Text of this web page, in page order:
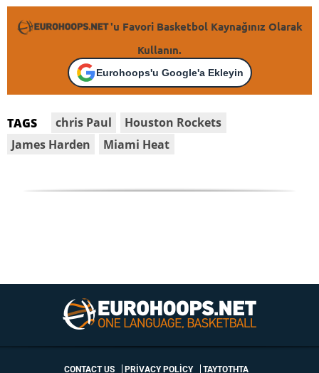
'u Favori Basketbol Kaynağınız Olarak
Kullanın.
Eurohoops'u Google'a Ekleyin
TAGS chris Paul
Houston Rockets
James Harden
Miami Heat
CONTACT US PRIVACY POLICY ΤΑΥΤΟΤΗΤΑ